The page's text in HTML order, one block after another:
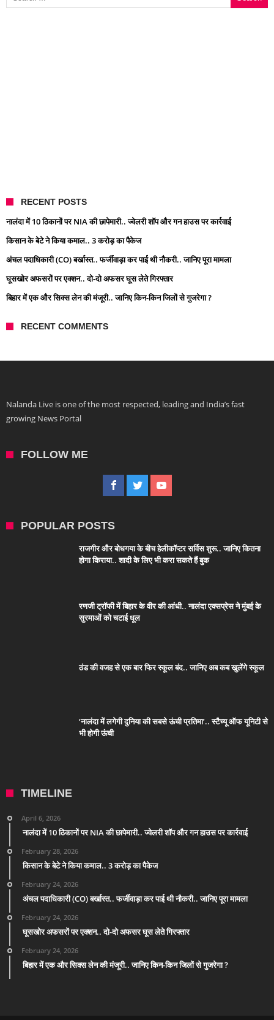
RECENT POSTS
नालंदा में 10 ठिकानों पर NIA की छापेमारी.. ज्वेलरी शॉप और गन हाउस पर कार्रवाई
किसान के बेटे ने किया कमाल.. 3 करोड़ का पैकेज
अंचल पदाधिकारी (CO) बर्खास्त.. फर्जीवाड़ा कर पाई थी नौकरी.. जानिए पूरा मामला
घूसखोर अफसरों पर एक्शन.. दो-दो अफसर घूस लेते गिरफ्तार
बिहार में एक और सिक्स लेन की मंजूरी.. जानिए किन-किन जिलों से गुजरेगा ?
RECENT COMMENTS
Nalanda Live is one of the most respected, leading and India’s fast
growing News Portal
FOLLOW ME
POPULAR POSTS
राजगीर और बोधगया के बीच हेलीकॉप्टर सर्विस शुरू.. जानिए कितना
होगा किराया.. शादी के लिए भी करा सकते हैं बुक
रणजी ट्रॉफी में बिहार के वीर की आंधी.. नालंदा एक्सप्रेस ने मुंबई के
सुरमाओं को चटाई धूल
ठंड की वजह से एक बार फिर स्कूल बंद.. जानिए अब कब खुलेंगे स्कूल
‘नालंदा में लगेगी दुनिया की सबसे ऊंची प्रतिमा’.. स्टैच्यू ऑफ यूनिटी से
भी होगी ऊंची
TIMELINE
April 6, 2026
नालंदा में 10 ठिकानों पर NIA की छापेमारी.. ज्वेलरी शॉप और गन हाउस पर कार्रवाई
February 28, 2026
किसान के बेटे ने किया कमाल.. 3 करोड़ का पैकेज
February 24, 2026
अंचल पदाधिकारी (CO) बर्खास्त.. फर्जीवाड़ा कर पाई थी नौकरी.. जानिए पूरा मामला
February 24, 2026
घूसखोर अफसरों पर एक्शन.. दो-दो अफसर घूस लेते गिरफ्तार
February 24, 2026
बिहार में एक और सिक्स लेन की मंजूरी.. जानिए किन-किन जिलों से गुजरेगा ?